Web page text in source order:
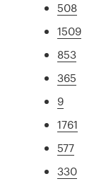
508
1509
853
365
9
1761
577
330